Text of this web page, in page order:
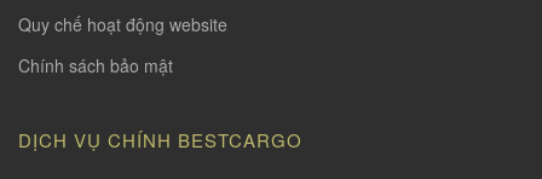
Quy chế hoạt động website
Chính sách bảo mật
DỊCH VỤ CHÍNH BESTCARGO